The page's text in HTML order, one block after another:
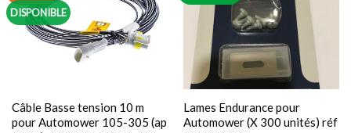
DISPONIBLE
Câble Basse tension 10 m
pour Automower 105-305 (ap
Lames Endurance pour
Automower (X 300 unités) réf